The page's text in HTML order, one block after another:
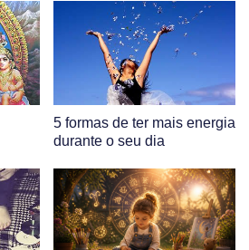
5 formas de ter mais energia
durante o seu dia